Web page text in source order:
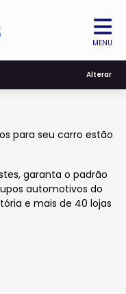
MENU
Alterar
para seu carro estão
garanta o padrão
automotivos do
e mais de 40 lojas